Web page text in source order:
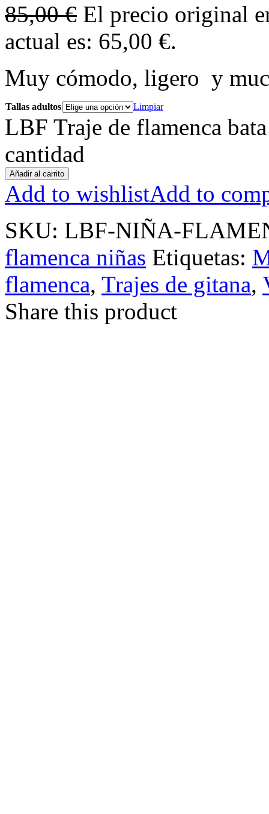
85,00€ El precio original
actual es: 65,00 €.
Muy cómodo, ligero y
Tallas adultos Limpiar
LBF Traje de flamenca
cantidad
Añadir al carrito
Add to wishlistAdd to
SKU: LBF-NIÑA-
flamenca niñas Etiquetas:
flamenca, Trajes de gitana,
Share this product